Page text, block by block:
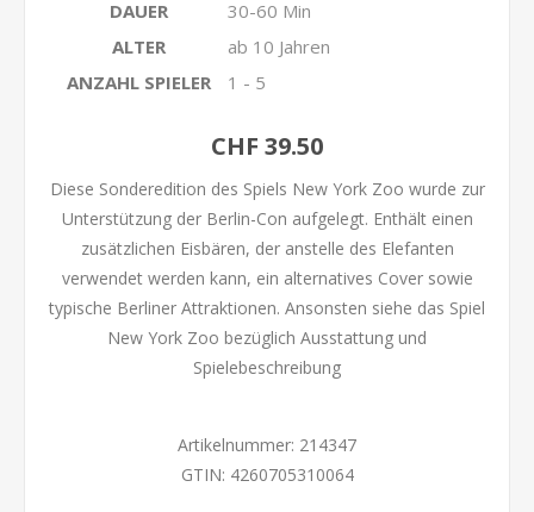
DAUER
30-60 Min
ALTER
ab 10 Jahren
ANZAHL SPIELER
1 - 5
CHF 39.50
Diese Sonderedition des Spiels New York Zoo wurde zur
Unterstützung der Berlin-Con aufgelegt. Enthält einen
zusätzlichen Eisbären, der anstelle des Elefanten
verwendet werden kann, ein alternatives Cover sowie
typische Berliner Attraktionen. Ansonsten siehe das Spiel
New York Zoo bezüglich Ausstattung und
Spielebeschreibung
Artikelnummer: 214347
GTIN: 4260705310064